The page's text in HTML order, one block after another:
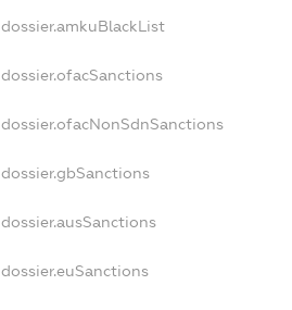
dossier.amkuBlackList
dossier.ofacSanctions
dossier.ofacNonSdnSanctions
dossier.gbSanctions
dossier.ausSanctions
dossier.euSanctions